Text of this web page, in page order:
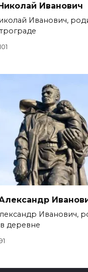
Иванович
Иванович,
Иванович,
в деревне